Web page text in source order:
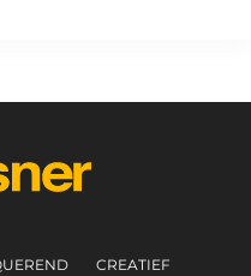
CREATIEF